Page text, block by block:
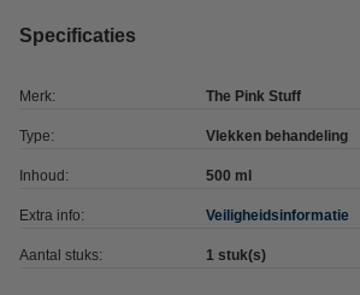
Specificaties
Merk: The Pink Stuff
Type: Vlekken behandeling
Inhoud: 500 ml
Extra info: Veiligheidsinformatie
Aantal stuks: 1 stuk(s)